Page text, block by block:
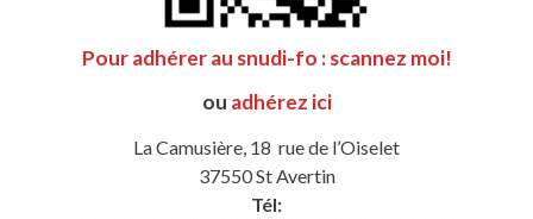
Pour adhérer au snudi-fo : scannez moi!
ou adhérez ici
La Camusière, 18 rue de l’Oiselet
37550 St Avertin
Tél: